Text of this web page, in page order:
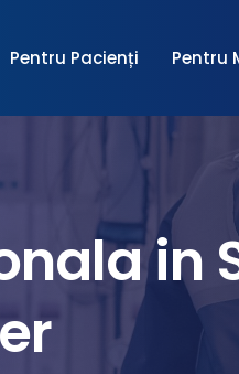
Pentru Pacienți Pentru
in